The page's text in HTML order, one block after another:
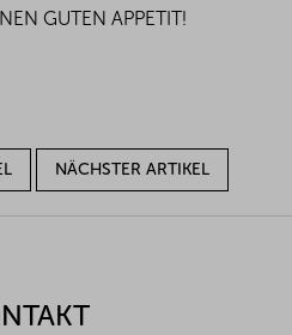
GUTEN APPETIT!
NÄCHSTER ARTIKEL